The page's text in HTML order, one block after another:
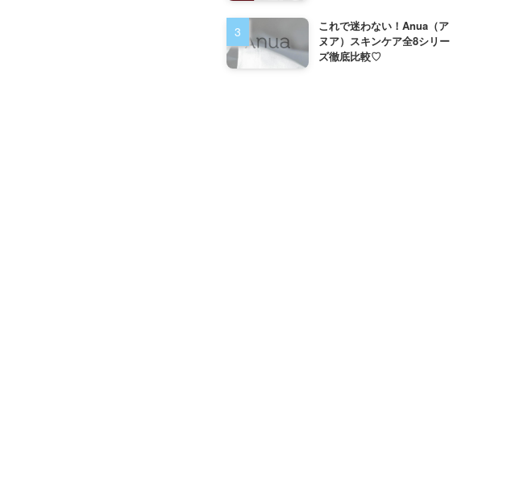
これで迷わない！Anua（ア
ヌア）スキンケア全8シリー
ズ徹底比較♡